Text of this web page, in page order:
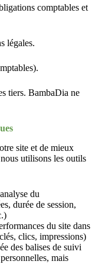
comptables et
légales.
tiers. BambaDia ne
site et de mieux
utilisons les outils
du
durée de session,
du site dans
clics, impressions)
des balises de suivi
mais